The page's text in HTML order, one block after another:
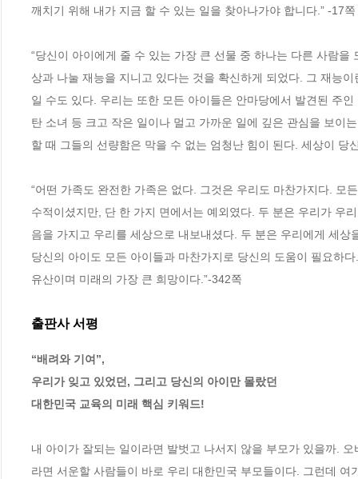
깨치기 위해 내가 지금 할 수 있는 일을 찾아나가야 합니다.” -17쪽
“당신이 아이에게 줄 수 있는 가장 큰 선물 중 하나는 다른 사람
상과 나눌 재능을 지니고 있다는 것을 확신하게 되었다. 그 재능
일 수도 있다. 우리는 또한 모든 아이들은 안마당에서 발견된 주
탄 소녀 등 크고 작은 일이나 멀고 가까운 일에 깊은 관심을 보이
할 때 그들의 선량함은 막을 수 없는 엄청난 힘이 된다. 세상이 당
“어떤 가족도 완전한 가족은 없다. 그것은 우리도 마찬가지다. 모
수적이셨지만, 단 한 가지 면에서는 예외였다. 두 분은 우리가 우
음을 가지고 우리를 세상으로 내보내셨다. 두 분은 우리에게 세
당신의 아이도 모든 아이들과 마찬가지로 당신의 도움이 필요하
유산이며 미래의 가장 큰 희망이다.”-342쪽
출판사 서평
“배려와 기여”,
우리가 잊고 있었던, 그리고 당신의 아이만 몰랐던
대한민국 교육의 미래 핵심 키워드!
내 아이가 잘되는 일이라면 발벗고 나서지 않을 부모가 있을까.
라면 서운할 사람들이 바로 우리 대한민국 부모들이다. 그런데